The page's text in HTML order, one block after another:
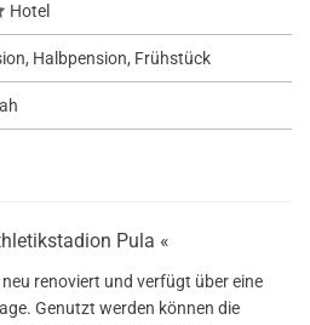
Hotel
Halbpension, Frühstück
Pula «
renoviert und verfügt über eine
Genutzt werden können die